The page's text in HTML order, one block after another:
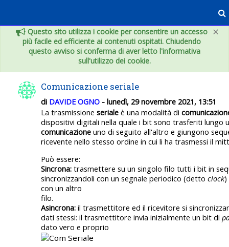
×
Questo sito utilizza i cookie per consentire un accesso
più facile ed efficiente ai contenuti ospitati. Chiudendo
questo avviso si conferma di aver letto l'informativa
sull'utilizzo dei cookie.
Comunicazione seriale
di DAVIDE OGNO- lunedì, 29 novembre 2021, 13:51
La trasmissione serialeè una modalità di
dispositivi digitali nella quale i bit sono trasferiti lungo
comunicazioneuno di seguito all'altro e giungono
ricevente nello stesso ordine in cui li ha trasmessi il
Può essere:
Sincrona:trasmettere su un singolo filo tutti i bit in
sincronizzandoli con un segnale periodico (detto clock)
con un altro
filo.
Asincrona:il trasmettitore ed il ricevitore si
dati stessi: il trasmettitore invia inizialmente un bit di
dato vero e proprio